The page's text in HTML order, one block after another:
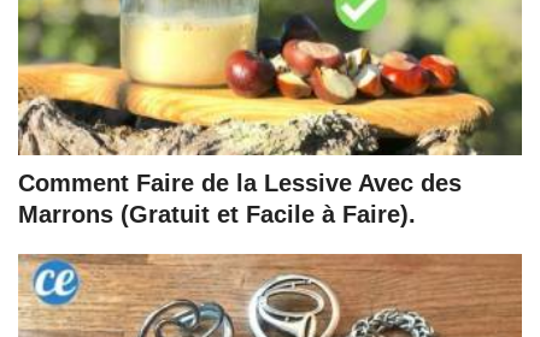
Comment Faire de la Lessive Avec des
Marrons (Gratuit et Facile à Faire).